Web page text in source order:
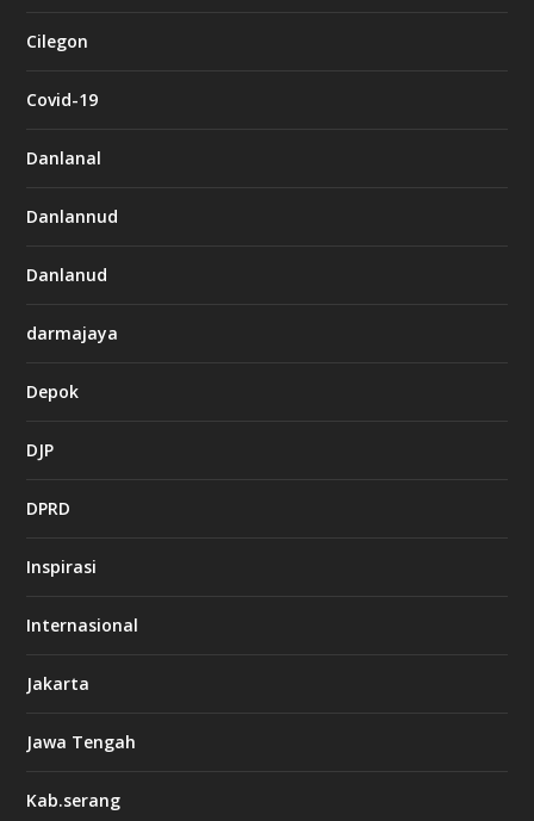
Cilegon
Covid-19
Danlanal
Danlannud
Danlanud
darmajaya
Depok
DJP
DPRD
Inspirasi
Internasional
Jakarta
Jawa Tengah
Kab.serang